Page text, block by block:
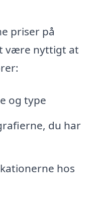
priser på
være nyttigt at
og type
du har
hos